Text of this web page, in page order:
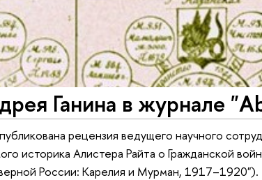
Ганина в журнале
рецензия ведущего научного
историка Алистера Райта о Гражданской
России: Карелия и Мурман, 1917–1920").